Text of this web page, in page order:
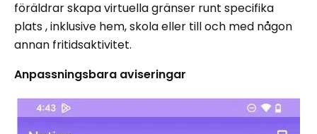
föräldrar skapa virtuella gränser runt specifika
plats , inklusive hem, skola eller till och med någon
annan fritidsaktivitet.
Anpassningsbara aviseringar